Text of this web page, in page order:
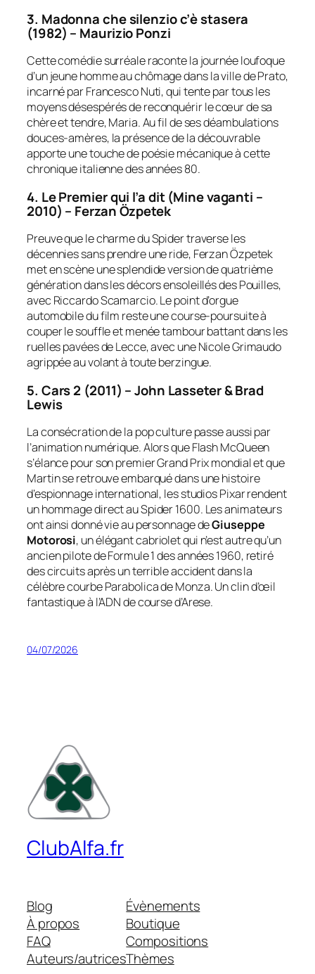
3. Madonna che silenzio c’è stasera
(1982) – Maurizio Ponzi
Cette comédie surréale raconte la journée loufoque
d’un jeune homme au chômage dans la ville de Prato,
incarné par Francesco Nuti, qui tente par tous les
moyens désespérés de reconquérir le cœur de sa
chère et tendre, Maria. Au fil de ses déambulations
douces-amères, la présence de la découvrable
apporte une touche de poésie mécanique à cette
chronique italienne des années 80.
4. Le Premier qui l’a dit (Mine vaganti –
2010) – Ferzan Özpetek
Preuve que le charme du Spider traverse les
décennies sans prendre une ride, Ferzan Özpetek
met en scène une splendide version de quatrième
génération dans les décors ensoleillés des Pouilles,
avec Riccardo Scamarcio. Le point d’orgue
automobile du film reste une course-poursuite à
couper le souffle et menée tambour battant dans les
ruelles pavées de Lecce, avec une Nicole Grimaudo
agrippée au volant à toute berzingue.
5. Cars 2 (2011) – John Lasseter & Brad
Lewis
La consécration de la pop culture passe aussi par
l’animation numérique. Alors que Flash McQueen
s’élance pour son premier Grand Prix mondial et que
Martin se retrouve embarqué dans une histoire
d’espionnage international, les studios Pixar rendent
un hommage direct au Spider 1600. Les animateurs
ont ainsi donné vie au personnage deGiuseppe
Motorosi, un élégant cabriolet qui n’est autre qu’un
ancien pilote de Formule 1 des années 1960, retiré
des circuits après un terrible accident dans la
célèbre courbeParabolicade Monza. Un clin d’œil
fantastique à l’ADN de course d’Arese.
04/07/2026
ClubAlfa.fr
Blog
À propos
FAQ
Auteurs/autrices
Évènements
Boutique
Compositions
Thèmes